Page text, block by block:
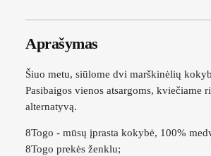
Aprašymas
Šiuo metu, siūlome dvi marškinėlių
Pasibaigos vienos atsargoms, kviečiame
alternatyvą.
8Togo - mūsų įprasta kokybė, 100%
8Togo prekės ženklu;